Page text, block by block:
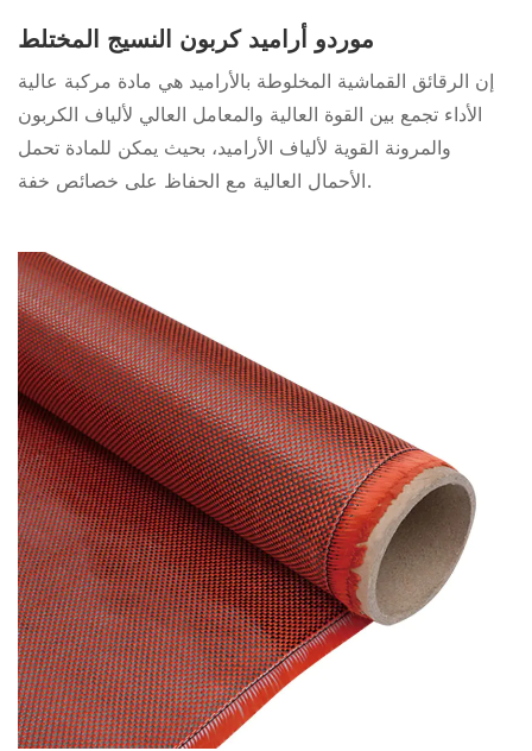
موردو أراميد كربون النسيج المختلط
إن الرقائق القماشية المخلوطة بالأراميد هي مادة مركبة عالية
الأداء تجمع بين القوة العالية والمعامل العالي لألياف الكربون
والمرونة القوية لألياف الأراميد، بحيث يمكن للمادة تحمل
الأحمال العالية مع الحفاظ على خصائص خفة.